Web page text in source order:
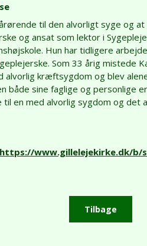
til den alvorligt syge og
og ansat som lektor i
Hun har tidligere
Som 33 årig
alvorlig kræftsygdom og blev
både sine faglige og personlige
til en med alvorlig sygdom og det
https://www.gillelejekirke.dk/b/
Tilbage